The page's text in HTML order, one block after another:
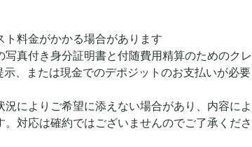
料金がかかる場合があります
真付き身分証明書と付随費用精算のためのクレ
または現金でのデポジットのお支払いが必要
によりご希望に添えない場合があり、内容によ
対応は確約ではございませんのでご了承くださ